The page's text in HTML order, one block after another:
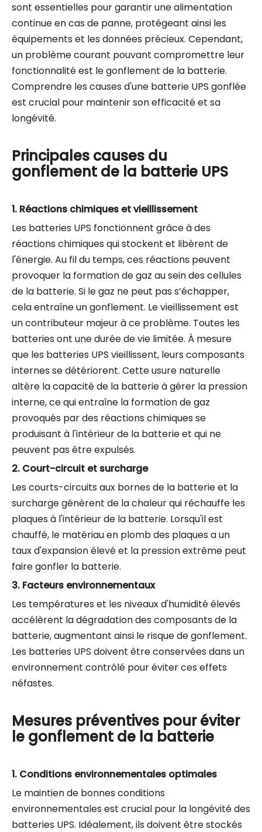
sont essentielles pour garantir une alimentation
continue en cas de panne, protégeant ainsi les
équipements et les données précieux. Cependant,
un problème courant pouvant compromettre leur
fonctionnalité est le gonflement de la batterie.
Comprendre les causes d'une batterie UPS gonflée
est crucial pour maintenir son efficacité et sa
longévité.
Principales causes du
gonflement de la batterie UPS
1. Réactions chimiques etvieillissement
Les batteries UPS fonctionnent grâce à des
réactions chimiques qui stockent et libèrent de
l'énergie. Au fil du temps, ces réactions peuvent
provoquer la formation de gaz au sein des cellules
de la batterie. Si le gaz ne peut pas s’échapper,
cela entraîne un gonflement. Le vieillissement est
un contributeur majeur à ce problème. Toutes les
batteries ont une durée de vie limitée. À mesure
que les batteries UPS vieillissent, leurs composants
internes se détériorent. Cette usure naturelle
altère la capacité de la batterie à gérer la pression
interne, ce qui entraîne la formation de gaz
provoqués par des réactions chimiques se
produisant à l'intérieur de la batterie et qui ne
peuvent pas être expulsés.
2. Court-circuit et surcharge
Les courts-circuits aux bornes de la batterie et la
surcharge génèrent de la chaleur qui réchauffe les
plaques à l'intérieur de la batterie. Lorsqu'il est
chauffé, le matériau en plomb des plaques a un
taux d'expansion élevé et la pression extrême peut
faire gonfler la batterie.
3. Facteurs environnementaux
Les températures et les niveaux d'humidité élevés
accélèrent la dégradation des composants de la
batterie, augmentant ainsi le risque de gonflement.
Les batteries UPS doivent être conservées dans un
environnement contrôlé pour éviter ces effets
néfastes.
Mesures préventives pour éviter
le gonflement de la batterie
1. Conditions environnementales optimales
Le maintien de bonnes conditions
environnementales est crucial pour la longévité des
batteries UPS. Idéalement, ils doivent être stockés